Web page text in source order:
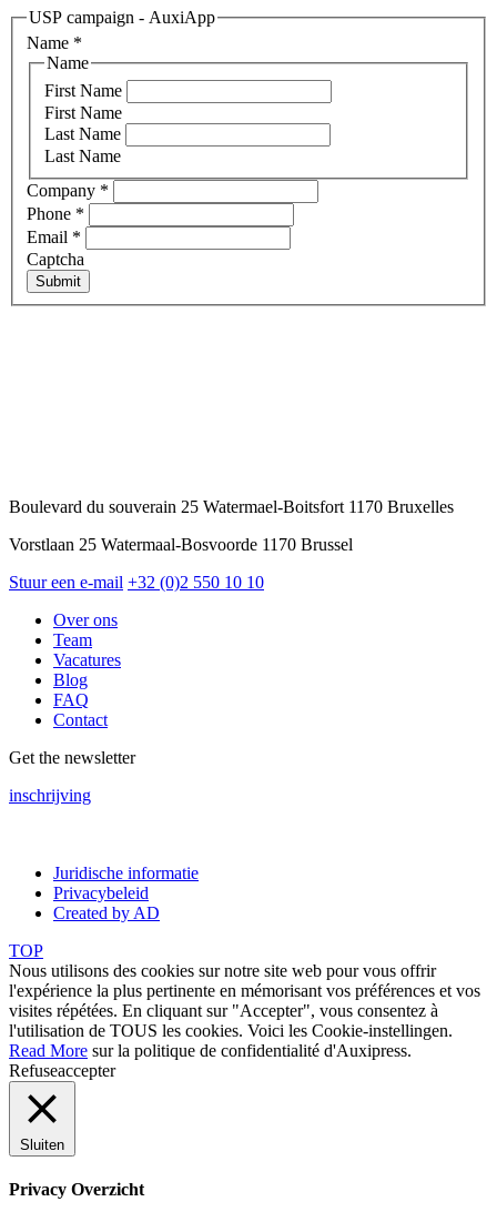
USP campaign - AuxiApp
Name *
Name
First Name
First Name
Last Name
Last Name
Company *
Phone *
Email *
Captcha
Submit
Boulevard du souverain 25 Watermael-Boitsfort 1170 Bruxelles
Vorstlaan 25 Watermaal-Bosvoorde 1170 Brussel
Stuur een e-mail +32 (0)2 550 10 10
Over ons
Team
Vacatures
Blog
FAQ
Contact
Get the newsletter
inschrijving
Juridische informatie
Privacybeleid
Created by AD
TOP
Nous utilisons des cookies sur notre site web pour vous offrir
l'expérience la plus pertinente en mémorisant vos préférences et vos
visites répétées. En cliquant sur "Accepter", vous consentez à
l'utilisation de TOUS les cookies. Voici les Cookie-instellingen.
Read More sur la politique de confidentialité d'Auxipress.
Refuseaccepter
Sluiten
Privacy Overzicht